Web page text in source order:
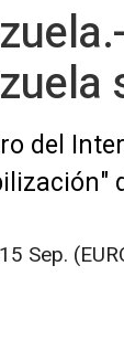
del
Sep.